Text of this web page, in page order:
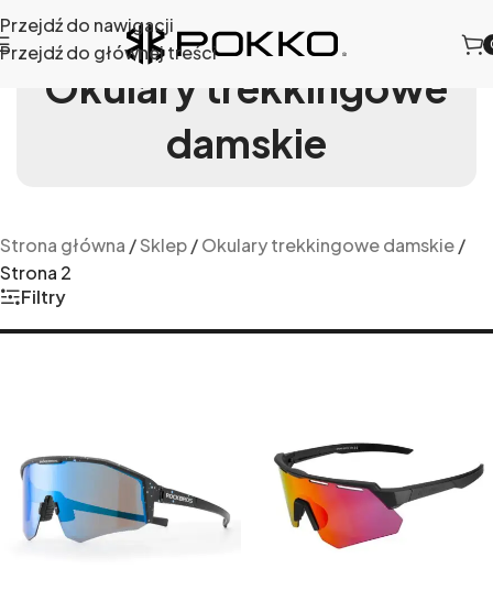
Przejdź do nawigacji
Przejdź do głównej treści
Okulary trekkingowe
damskie
Strona główna /Sklep/Okulary trekkingowe damskie/
Strona 2
Filtry